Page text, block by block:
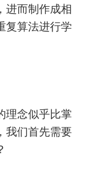
进而制作成相
复算法进行学
理念似乎比掌
我们首先需要